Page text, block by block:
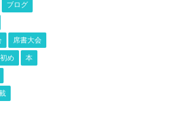
ブログ
席書大会
め 本